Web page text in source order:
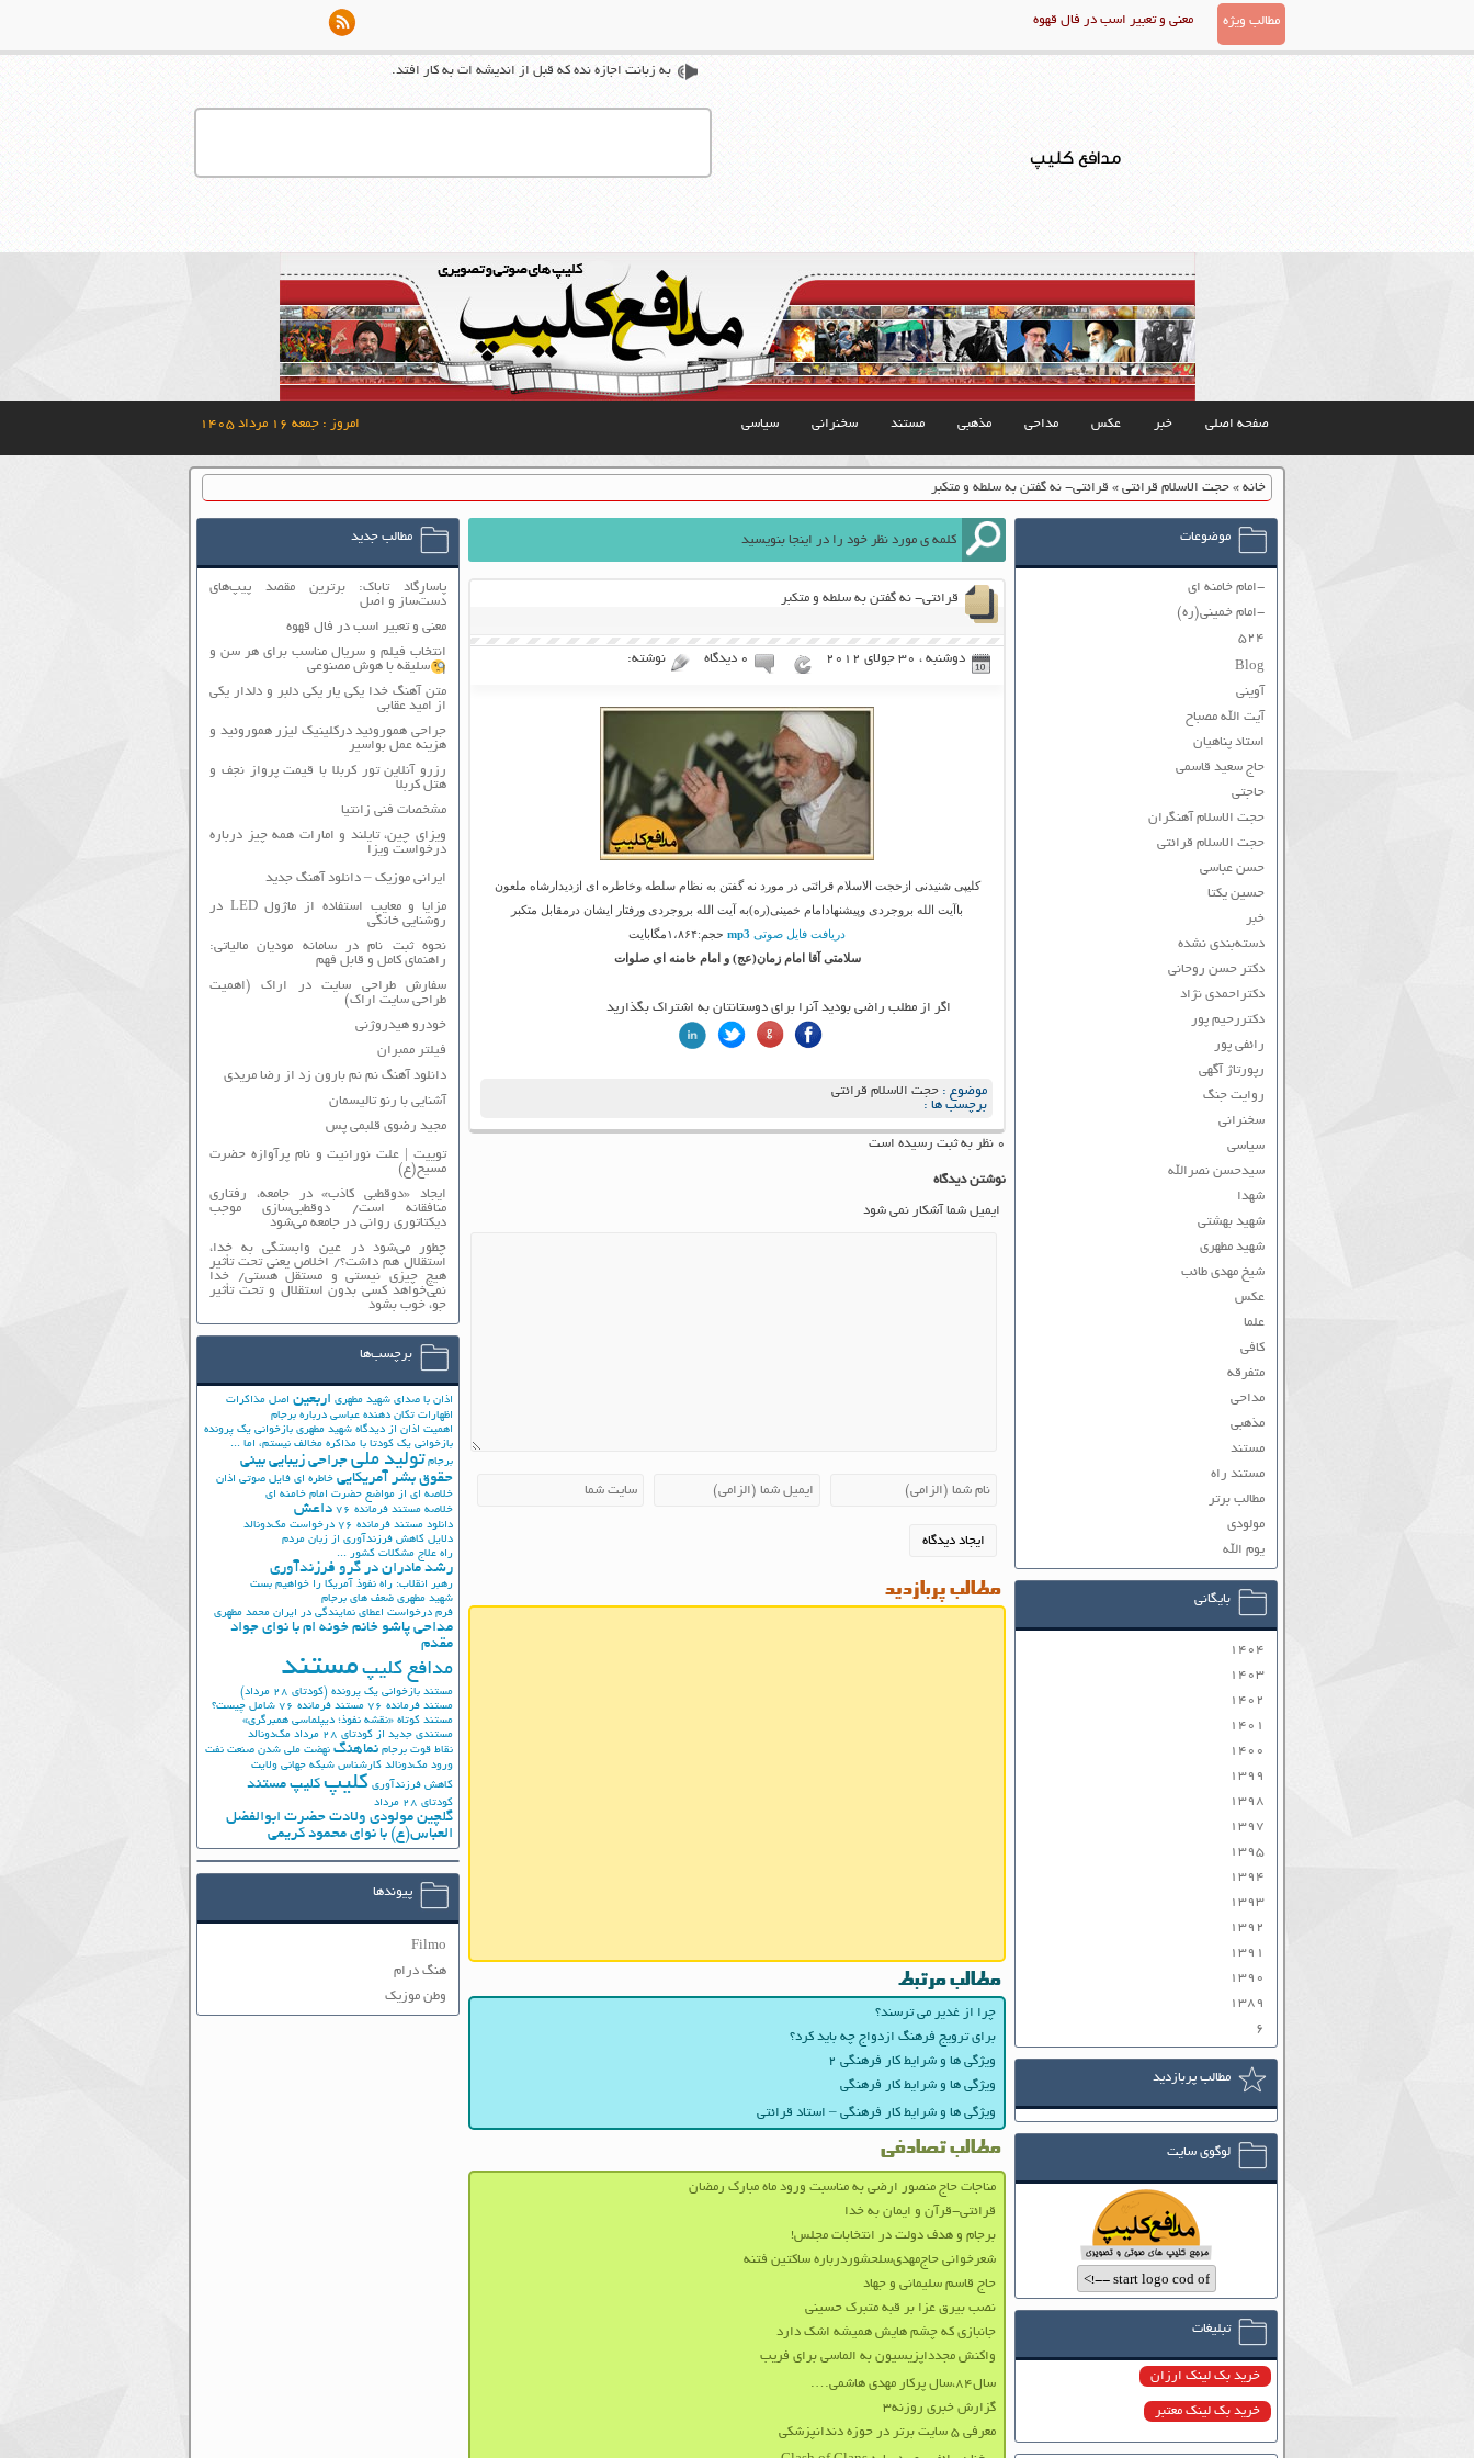
مطالب ویژه معنی و تعبیر اسب در فال قهوه
مدافع کلیپ
به زبانت اجازه نده که قبل از اندیشه ات به کار افتد.
صفحه اصلی خبر عکس مداحی مذهبی مستند سخنرانی سیاسی امروز : جمعه ۱۶ مرداد ۱۴۰۵
خانه» حجت الاسلام قرائتی» قرائتی- نه گفتن به سلطه و متکبر
قرائتی- نه گفتن به سلطه و متکبر
دوشنبه ، 30 جولای 2012 ۰ دیدگاه نوشته:
کلیپی شنیدنی ازحجت الاسلام قرائتی در مورد نه گفتن به نظام سلطه وخاطره ای ازدیدارشاه ملعون
باآیت الله بروجردی وپیشنهادامام خمینی(ره)به آیت الله بروجردی ورفتار ایشان درمقابل متکبر
دریافت فایل صوتی
حجم:۱،۸۶۴مگابایت
سلامتی آقا امام زمان(عج) و امام خامنه ای صلوات
اگر از مطلب راضی بودید آنرا برای دوستانتان به اشتراک بگذارید
موضوع : حجت الاسلام قرائتی
برچسب ها :
۰ نظر به ثبت رسیده است
نوشتن دیدگاه
ایمیل شما آشکار نمی شود
مطالب پربازدید
مطالب مرتبط
چرا از غدیر می ترسند؟
برای ترویج فرهنگ ازدواج چه باید کرد؟
ویژگی‌ ها و شرایط کار فرهنگی ۲
ویژگی‌ ها و شرایط کار فرهنگی
ویژگی‌ ها و شرایط کار فرهنگی – استاد قرائتی
مطالب تصادفی
مناجات حاج منصور ارضی به مناسبت ورود ماه مبارک رمضان
قرائتی-قرآن و ایمان به خدا
برجام و هدف دولت در انتخابات مجلس!
شعرخوانی حاج‌مهدی‌سلحشوردرباره ساکتین فتنه
حاج قاسم سلیمانی و جهاد
نصب بیرق عزا بر قبه متبرک حسینی
جانبازی که چشم هایش همیشه اشک دارد
واکنش مجدداپزیسیون به الماسی برای فریب
سال۸۴،سال پرکار مهدی هاشمی….
گزارش خبری روزنه۳
معرفی ۵ سایت برتر در حوزه دندانپزشکی
موضوعات
-امام خامنه ای
-امام خمینی(ره)
۵۲۴
Blog
آوینی
آیت الله مصباح
استاد پناهیان
حاج سعید قاسمی
حاجتی
حجت الاسلام آهنگران
حجت الاسلام قرائتی
حسن عباسی
حسین یکتا
خبر
دسته‌بندی نشده
دکتر حسن روحانی
دکتراحمدی نژاد
دکتررحیم پور
رائفی پور
رپورتاژ آگهی
روایت جنگ
سخنرانی
سیاسی
سیدحسن نصرالله
شهدا
شهید بهشتی
شهید مطهری
شیخ مهدی طائب
عکس
علما
کافی
متفرقه
مداحی
مذهبی
مستند
مستند راه
مطالب برتر
مولودی
یوم الله
بایگانی
۱۴۰۴
۱۴۰۳
۱۴۰۲
۱۴۰۱
۱۴۰۰
۱۳۹۹
۱۳۹۸
۱۳۹۷
۱۳۹۵
۱۳۹۴
۱۳۹۳
۱۳۹۲
۱۳۹۱
۱۳۹۰
۱۳۸۹
۶
مطالب پربازدید
لوگوی سایت
تبلیغات
خرید بک لینک ارزان
خرید بک لینک معتبر
مطالب جدید
پاسارگاد تاباک: برترین مقصد پیپ‌های
دست‌ساز و اصل
معنی و تعبیر اسب در فال قهوه
انتخاب فیلم و سریال مناسب برای هر سن و
سلیقه با هوش مصنوعی
متن آهنگ خدا یکی یار یکی دلبر و دلدار یکی
از امید عقابی
جراحی هموروئید درکلینیک لیزر هموروئید و
هزینه عمل بواسیر
رزرو آنلاین تور کربلا با قیمت پرواز نجف و
هتل کربلا
مشخصات فنی زانتیا
ویزای چین، تایلند و امارات همه چیز درباره
درخواست ویزا
ایرانی موزیک – دانلود آهنگ جدید
مزایا و معایب استفاده از ماژول LED در
روشنایی خانگی
نحوه ثبت نام در سامانه مودیان مالیاتی:
راهنمای کامل و قابل فهم
سفارش طراحی سایت در اراک (اهمیت
طراحی سایت اراک)
خودرو هیدروژنی
فیلتر ممبران
دانلود آهنگ نم نم بارون زد از رضا مریدی
آشنایی با رنو تالیسمان
مجید رضوی قلبمی پس
توییت | علت نورانیت و نام پرآوازه حضرت
مسیح(ع)
ایجاد «دوقطبی کاذب» در جامعه، رفتاری
منافقانه است/ دوقطبی‌سازی موجب
دیکتاتوری روانی در جامعه می‌شود
چطور می‌شود در عین وابستگی به خدا،
استقلال هم داشت؟/ اخلاص یعنی تحت تأثیر
هیچ چیزی نیستی و مستقل هستی/ خدا
نمی‌خواهد کسی بدون استقلال و تحت تأثیر
جوّ، خوب بشود
برچسب‌ها
اذان با صدای شهید مطهری اربعین اصل مذاکرات
اظهارات تکان دهنده عباسی درباره برجام
اهمیت اذان از دیدگاه شهید مطهری بازخوانی یک پرونده
بازخوانی یک کودتا با مذاکره مخالف نیستم، اما ...
برجام تولید ملی جراحی زیبایی بینی
حقوق بشر آمریکایی خاطره ای فایل صوتی اذان
خلاصه ای از مواضع حضرت امام خامنه ای
خلاصه مستند فرمانده 76
داعش
دانلود مستند فرمانده 76
درخواست مک‌دونالد
دلایل کاهش فرزندآوری از زبان مردم
راه علاج مشکلات کشور ...
رشد مادران در گرو فرزندآوری
رهبر انقلاب: راه نفوذ آمریکا را خواهیم بست
شهید مطهری ضعف های برجام
فرم درخواست اعطای نمایندگی در ایران محمد مطهری
مداحی پاشو خانم خونه ام با نوای جواد
مقدم
مدافع کلیپ مستند
مستند بازخوانی یک پرونده (کودتای 28 مرداد)
مستند فرمانده 76
مستند فرمانده 76 شامل چیست؟
مستند کوتاه «نقشه نفوذ؛ دیپلماسی همبرگری»
مستندی جدید از کودتای 28 مرداد
مک‌دونالد
نقاط قوت برجام نماهنگ نهضت ملي شدن صنعت نفت
ورود مک‌دونالد کارشناس شبکه جهانی ولایت
کاهش فرزندآوری کلیپ کلیپ مستند
کودتای 28 مرداد
گلچین مولودی ولادت حضرت ابوالفضل
العباس(ع) با نوای محمود کریمی
پیوندها
Filmo
هنگ درام
وطن موزیک